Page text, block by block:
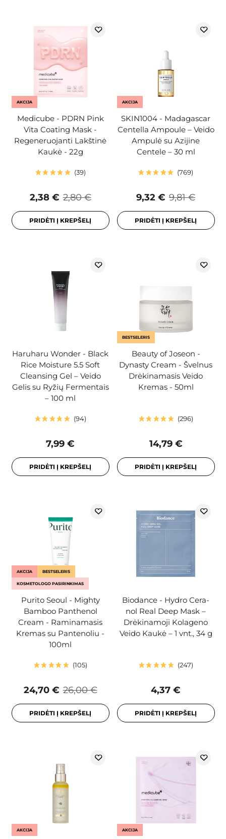
AKCIJA
Medicube - PDRN Pink
Vita Coating Mask -
Regeneruojanti Lakštinė
Kaukė - 22g
39
2,80 €
2,38 €
PRIDĖTI Į KREPŠELĮ
AKCIJA
SKIN1004 - Madagascar
Centella Ampoule – Veido
Ampulė su Azijine
Centele – 30 ml
769
9,81 €
9,32 €
PRIDĖTI Į KREPŠELĮ
Haruharu Wonder - Black
Rice Moisture 5.5 Soft
Cleansing Gel – Veido
Gelis su Ryžių Fermentais
– 100 ml
94
7,99 €
PRIDĖTI Į KREPŠELĮ
BESTSELERIS
Beauty of Joseon -
Dynasty Cream - Švelnus
Drėkinamasis Veido
Kremas - 50ml
296
14,79 €
PRIDĖTI Į KREPŠELĮ
AKCIJA BESTSELERIS
KOSMETOLOGO PASIRINKIMAS
Purito Seoul - Mighty
Bamboo Panthenol
Cream - Raminamasis
Kremas su Pantenoliu -
100ml
105
26,00 €
24,70 €
PRIDĖTI Į KREPŠELĮ
Biodance - Hydro Cera-
nol Real Deep Mask –
Drėkinamoji Kolageno
Veido Kaukė – 1 vnt., 34 g
247
4,37 €
PRIDĖTI Į KREPŠELĮ
AKCIJA AKCIJA